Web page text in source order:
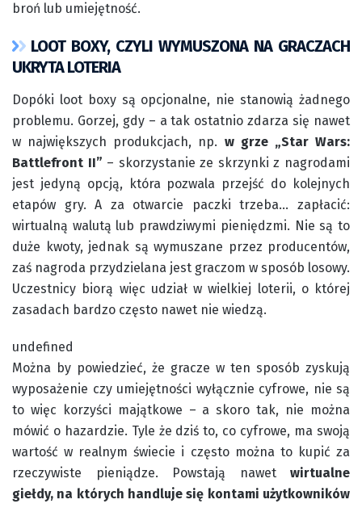
broń lub umiejętność.
LOOT BOXY, CZYLI WYMUSZONA NA GRACZACH
UKRYTA LOTERIA
Dopóki loot boxy są opcjonalne, nie stanowią żadnego
problemu. Gorzej, gdy – a tak ostatnio zdarza się nawet
w największych produkcjach, np. w grze „Star Wars:
Battlefront II” – skorzystanie ze skrzynki z nagrodami
jest jedyną opcją, która pozwala przejść do kolejnych
etapów gry. A za otwarcie paczki trzeba… zapłacić:
wirtualną walutą lub prawdziwymi pieniędzmi. Nie są to
duże kwoty, jednak są wymuszane przez producentów,
zaś nagroda przydzielana jest graczom w sposób losowy.
Uczestnicy biorą więc udział w wielkiej loterii, o której
zasadach bardzo często nawet nie wiedzą.
undefined
Można by powiedzieć, że gracze w ten sposób zyskują
wyposażenie czy umiejętności wyłącznie cyfrowe, nie są
to więc korzyści majątkowe – a skoro tak, nie można
mówić o hazardzie. Tyle że dziś to, co cyfrowe, ma swoją
wartość w realnym świecie i często można to kupić za
rzeczywiste pieniądze. Powstają nawet wirtualne
giełdy, na których handluje się kontami użytkowników